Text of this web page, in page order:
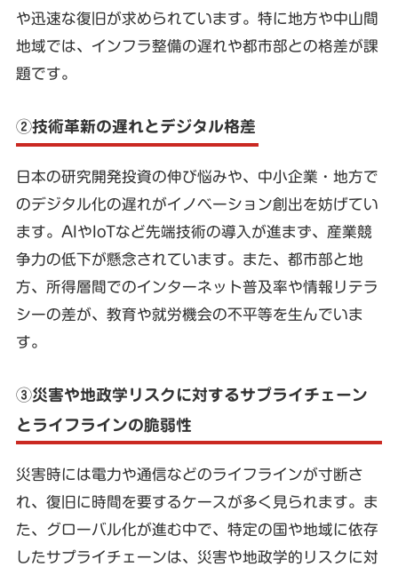
や迅速な復旧が求められています。特に地方や中山間
地域では、インフラ整備の遅れや都市部との格差が課
題です。
②技術革新の遅れとデジタル格差
日本の研究開発投資の伸び悩みや、中小企業・地方で
のデジタル化の遅れがイノベーション創出を妨げてい
ます。AIやIoTなど先端技術の導入が進まず、産業競
争力の低下が懸念されています。また、都市部と地
方、所得層間でのインターネット普及率や情報リテラ
シーの差が、教育や就労機会の不平等を生んでいま
す。
③災害や地政学リスクに対するサプライチェーン
とライフラインの脆弱性
災害時には電力や通信などのライフラインが寸断さ
れ、復旧に時間を要するケースが多く見られます。ま
た、グローバル化が進む中で、特定の国や地域に依存
したサプライチェーンは、災害や地政学的リスクに対